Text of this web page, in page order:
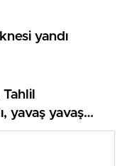
yandı
yavaş yavaş